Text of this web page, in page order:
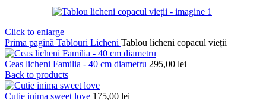
Click to enlarge
Prima pagină Tablouri Licheni Tablou licheni copacul vieții
Ceas licheni Familia - 40 cm diametru 295,00 lei
Back to products
Cutie inima sweet love 175,00 lei